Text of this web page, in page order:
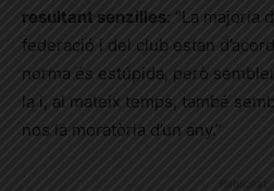
resultant senzilles: “La majoria
federació i del club estan
norma és estúpida, però
la i, al mateix temps, també
nos la moratòria d’un any.”
Publicitat